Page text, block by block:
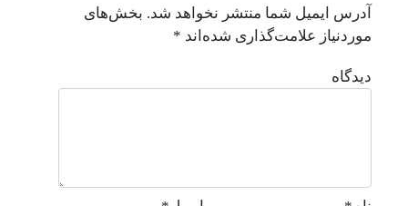
آدرس ایمیل شما منتشر نخواهد شد. بخش‌های
موردنیاز علامت‌گذاری شده‌اند *
دیدگاه